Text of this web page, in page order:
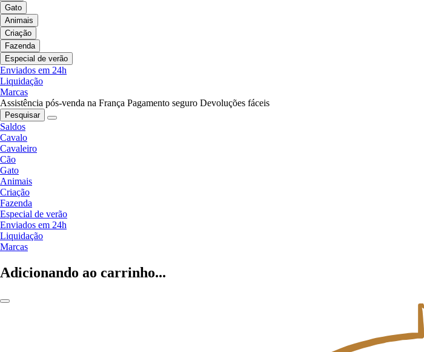
Gato
Animais
Criação
Fazenda
Especial de verão
Enviados em 24h
Liquidação
Marcas
Assistência pós-venda na França Pagamento seguro Devoluções fáceis
Pesquisar
Saldos
Cavalo
Cavaleiro
Cão
Gato
Animais
Criação
Fazenda
Especial de verão
Enviados em 24h
Liquidação
Marcas
Adicionando ao carrinho...